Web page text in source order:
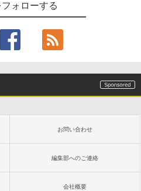
ォローする
お問い合わせ
編集部へのご連絡
会社概要